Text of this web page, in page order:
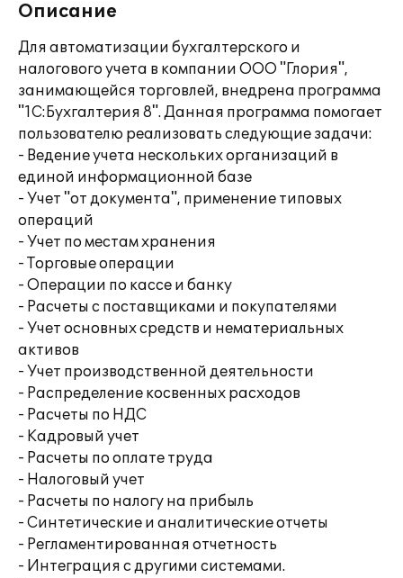
Описание
Для автоматизации бухгалтерского и
налогового учета в компании ООО "Глория",
занимающейся торговлей, внедрена программа
"1С:Бухгалтерия 8". Данная программа помогает
пользователю реализовать следующие задачи:
- Ведение учета нескольких организаций в
единой информационной базе
- Учет "от документа", применение типовых
операций
- Учет по местам хранения
- Торговые операции
- Операции по кассе и банку
- Расчеты с поставщиками и покупателями
- Учет основных средств и нематериальных
активов
- Учет производственной деятельности
- Распределение косвенных расходов
- Расчеты по НДС
- Кадровый учет
- Расчеты по оплате труда
- Налоговый учет
- Расчеты по налогу на прибыль
- Синтетические и аналитические отчеты
- Регламентированная отчетность
- Интеграция с другими системами.